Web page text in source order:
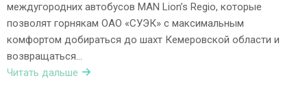
междугородних автобусов MAN Lion’s Regio, которые
позволят горнякам ОАО «СУЭК» с максимальным
комфортом добираться до шахт Кемеровской области и
возвращаться…
Читать дальше